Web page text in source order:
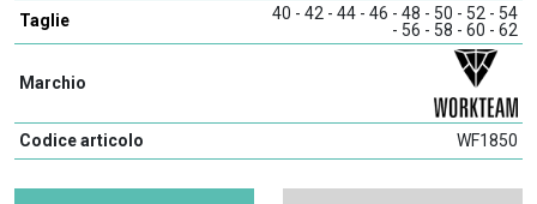
Taglie
40 - 42 - 44 - 46 - 48 - 50 - 52 - 54
- 56 - 58 - 60 - 62
Marchio
Codice articolo WF1850